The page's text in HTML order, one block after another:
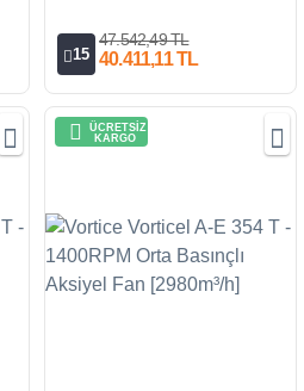
15
47.542,49 TL
40.411,11 TL
ÜCRETSİZ
KARGO